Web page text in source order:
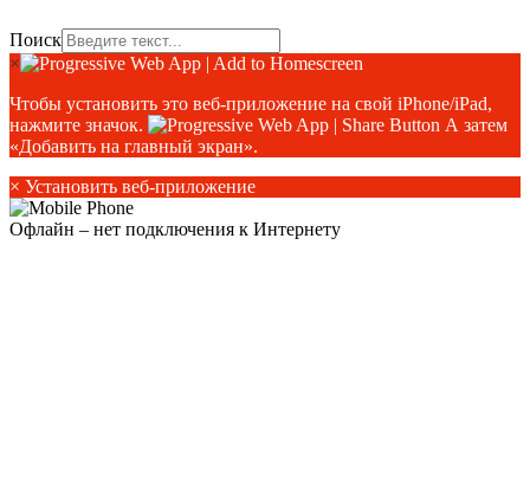
Поиск
×
Чтобы установить это веб-приложение на свой iPhone/iPad,
нажмите значок.
А затем
«Добавить на главный экран».
× Установить веб-приложение
Офлайн – нет подключения к Интернету